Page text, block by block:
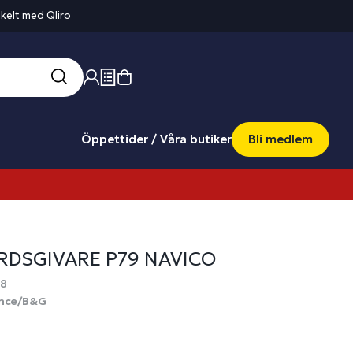
med Qliro
Öppettider / Våra butiker Bli medlem
P79 NAVICO
B&G